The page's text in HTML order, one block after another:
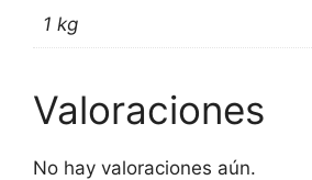
1 kg
Valoraciones
No hay valoraciones aún.